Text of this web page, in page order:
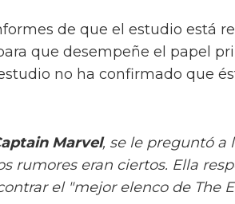
de que el estudio está
que desempeñe el papel
no ha confirmado que
Marvel, se le preguntó a
rumores eran ciertos. Ella
el "mejor elenco de The